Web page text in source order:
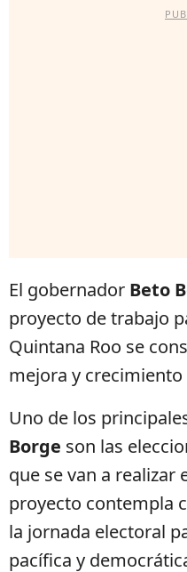
El gobernador Beto
proyecto de trabajo
Quintana Roo se
mejora y crecimiento
Uno de los
Borge son las
que se van a realizar
proyecto contempla
la jornada electoral
pacífica y